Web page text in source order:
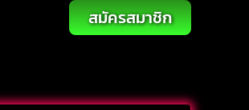
สมัครสมาชิก